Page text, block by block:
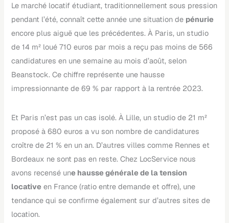
Le marché locatif étudiant, traditionnellement sous pression
pendant l’été, connaît cette année une situation de pénurie
encore plus aiguë que les précédentes. À Paris, un studio
de 14 m² loué 710 euros par mois a reçu pas moins de 566
candidatures en une semaine au mois d’août, selon
Beanstock. Ce chiffre représente une hausse
impressionnante de 69 % par rapport à la rentrée 2023.
Et Paris n’est pas un cas isolé. À Lille, un studio de 21 m²
proposé à 680 euros a vu son nombre de candidatures
croître de 21 % en un an. D’autres villes comme Rennes et
Bordeaux ne sont pas en reste. Chez LocService nous
avons recensé une hausse générale de la tension
locative en France (ratio entre demande et offre), une
tendance qui se confirme également sur d’autres sites de
location.